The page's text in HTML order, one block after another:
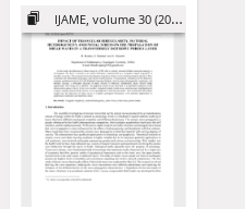
IJAME, volume 30 (2025)